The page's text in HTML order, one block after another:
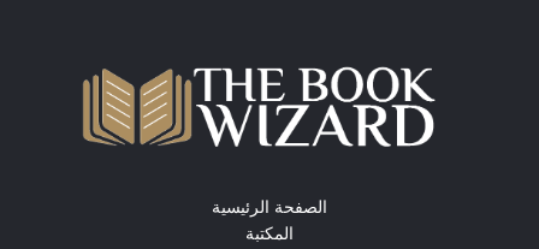
الصفحة الرئيسية
المكتبة